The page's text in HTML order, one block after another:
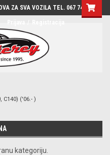
ZA SVA VOZILA TEL. 067 7444-780
C140) ('06.- )
kategoriju.